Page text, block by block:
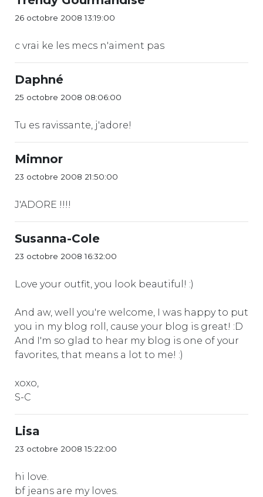
26 octobre 2008 13:19:00
c vrai ke les mecs n'aiment pas
Daphné
25 octobre 2008 08:06:00
Tu es ravissante, j'adore!
Mimnor
23 octobre 2008 21:50:00
J'ADORE !!!!
Susanna-Cole
23 octobre 2008 16:32:00
Love your outfit, you look beautiful! :)
And aw, well you're welcome, I was happy to put
you in my blog roll, cause your blog is great! :D
And I'm so glad to hear my blog is one of your
favorites, that means a lot to me! :)
xoxo,
S-C
Lisa
23 octobre 2008 15:22:00
hi love.
bf jeans are my loves.